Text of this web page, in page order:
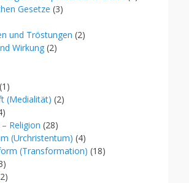
Gesetze (3)
und Tröstungen (2)
Wirkung (2)
(1)
(Medialität) (2)
Religion (28)
(Urchristentum) (4)
(Transformation) (18)